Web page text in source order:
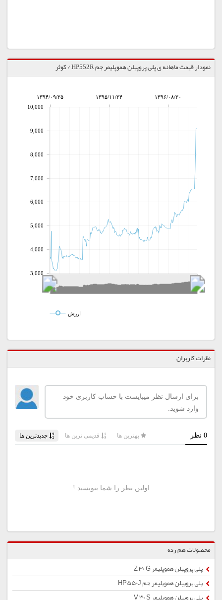
نمودار قیمت ماهانه ی پلی پروپیلن هموپلیمر جم HP552R / کوثر
۱۳۹۴/۰۹/۲۵ ۱۳۹۵/۱۱/۲۴ ۱۳۹۶/۰۸/۲۰
3,000
4,000
5,000
6,000
7,000
8,000
9,000
10,000
ارزش
نظرات کاربران
محصولات هم رده
پلی پروپیلن هموپلیمر Z 30 G
پلی پروپیلن هموپلیمر جم HP550J